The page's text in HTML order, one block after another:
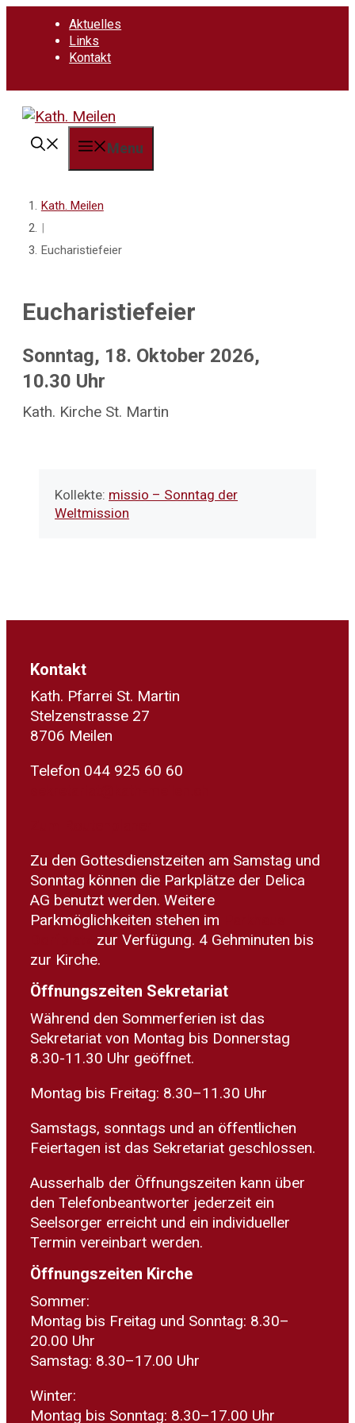
Aktuelles
Links
Kontakt
Menu
Kath. Meilen
|
Eucharistiefeier
Eucharistiefeier
Sonntag, 18. Oktober 2026,
10.30 Uhr
Kath. Kirche St. Martin
Kollekte: missio – Sonntag der
Weltmission
Kontakt
Kath. Pfarrei St. Martin
Stelzenstrasse 27
8706 Meilen
Telefon 044 925 60 60
Zu den Gottesdienstzeiten am Samstag und
Sonntag können die Parkplätze der Delica
AG benutzt werden. Weitere
Parkmöglichkeiten stehen im
zur Verfügung. 4 Gehminuten bis
zur Kirche.
Öffnungszeiten Sekretariat
Während den Sommerferien ist das
Sekretariat von Montag bis Donnerstag
8.30-11.30 Uhr geöffnet.
Montag bis Freitag: 8.30–11.30 Uhr
Samstags, sonntags und an öffentlichen
Feiertagen ist das Sekretariat geschlossen.
Ausserhalb der Öffnungszeiten kann über
den Telefonbeantworter jederzeit ein
Seelsorger erreicht und ein individueller
Termin vereinbart werden.
Öffnungszeiten Kirche
Sommer:
Montag bis Freitag und Sonntag: 8.30–
20.00 Uhr
Samstag: 8.30–17.00 Uhr
Winter:
Montag bis Sonntag: 8.30–17.00 Uhr